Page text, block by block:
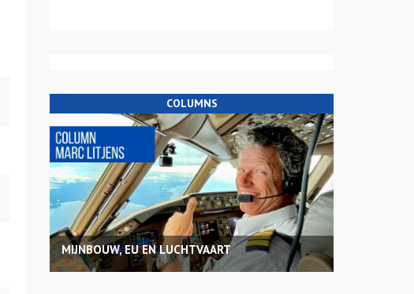
COLUMNS
MIJNBOUW, EU EN LUCHTVAART